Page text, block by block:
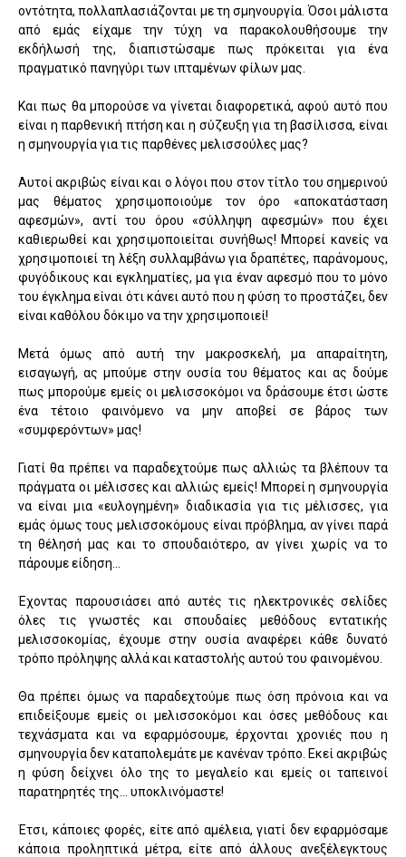
οντότητα, πολλαπλασιάζονται με τη σμηνουργία. Όσοι μάλιστα
από εμάς είχαμε την τύχη να παρακολουθήσουμε την
εκδήλωσή της, διαπιστώσαμε πως πρόκειται για ένα
πραγματικό πανηγύρι των ιπταμένων φίλων μας.
Και πως θα μπορούσε να γίνεται διαφορετικά, αφού αυτό που
είναι η παρθενική πτήση και η σύζευξη για τη βασίλισσα, είναι
η σμηνουργία για τις παρθένες μελισσούλες μας?
Αυτοί ακριβώς είναι και ο λόγοι που στον τίτλο του σημερινού
μας θέματος χρησιμοποιούμε τον όρο «αποκατάσταση
αφεσμών», αντί του όρου «σύλληψη αφεσμών» που έχει
καθιερωθεί και χρησιμοποιείται συνήθως! Μπορεί κανείς να
χρησιμοποιεί τη λέξη συλλαμβάνω για δραπέτες, παράνομους,
φυγόδικους και εγκληματίες, μα για έναν αφεσμό που το μόνο
του έγκλημα είναι ότι κάνει αυτό που η φύση το προστάζει, δεν
είναι καθόλου δόκιμο να την χρησιμοποιεί!
Μετά όμως από αυτή την μακροσκελή, μα απαραίτητη,
εισαγωγή, ας μπούμε στην ουσία του θέματος και ας δούμε
πως μπορούμε εμείς οι μελισσοκόμοι να δράσουμε έτσι ώστε
ένα τέτοιο φαινόμενο να μην αποβεί σε βάρος των
«συμφερόντων» μας!
Γιατί θα πρέπει να παραδεχτούμε πως αλλιώς τα βλέπουν τα
πράγματα οι μέλισσες και αλλιώς εμείς! Μπορεί η σμηνουργία
να είναι μια «ευλογημένη» διαδικασία για τις μέλισσες, για
εμάς όμως τους μελισσοκόμους είναι πρόβλημα, αν γίνει παρά
τη θέλησή μας και το σπουδαιότερο, αν γίνει χωρίς να το
πάρουμε είδηση...
Έχοντας παρουσιάσει από αυτές τις ηλεκτρονικές σελίδες
όλες τις γνωστές και σπουδαίες μεθόδους εντατικής
μελισσοκομίας, έχουμε στην ουσία αναφέρει κάθε δυνατό
τρόπο πρόληψης αλλά και καταστολής αυτού του φαινομένου.
Θα πρέπει όμως να παραδεχτούμε πως όση πρόνοια και να
επιδείξουμε εμείς οι μελισσοκόμοι και όσες μεθόδους και
τεχνάσματα και να εφαρμόσουμε, έρχονται χρονιές που η
σμηνουργία δεν καταπολεμάτε με κανέναν τρόπο. Εκεί ακριβώς
η φύση δείχνει όλο της το μεγαλείο και εμείς οι ταπεινοί
παρατηρητές της... υποκλινόμαστε!
Έτσι, κάποιες φορές, είτε από αμέλεια, γιατί δεν εφαρμόσαμε
κάποια προληπτικά μέτρα, είτε από άλλους ανεξέλεγκτους